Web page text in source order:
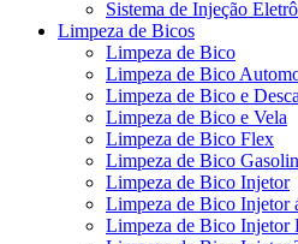
Sistema de Injeção
Limpeza de Bicos
Limpeza de Bico
Limpeza de Bico
Limpeza de Bico e
Limpeza de Bico e Vela
Limpeza de Bico Flex
Limpeza de Bico
Limpeza de Bico Injetor
Limpeza de Bico Injetor
Limpeza de Bico Injetor